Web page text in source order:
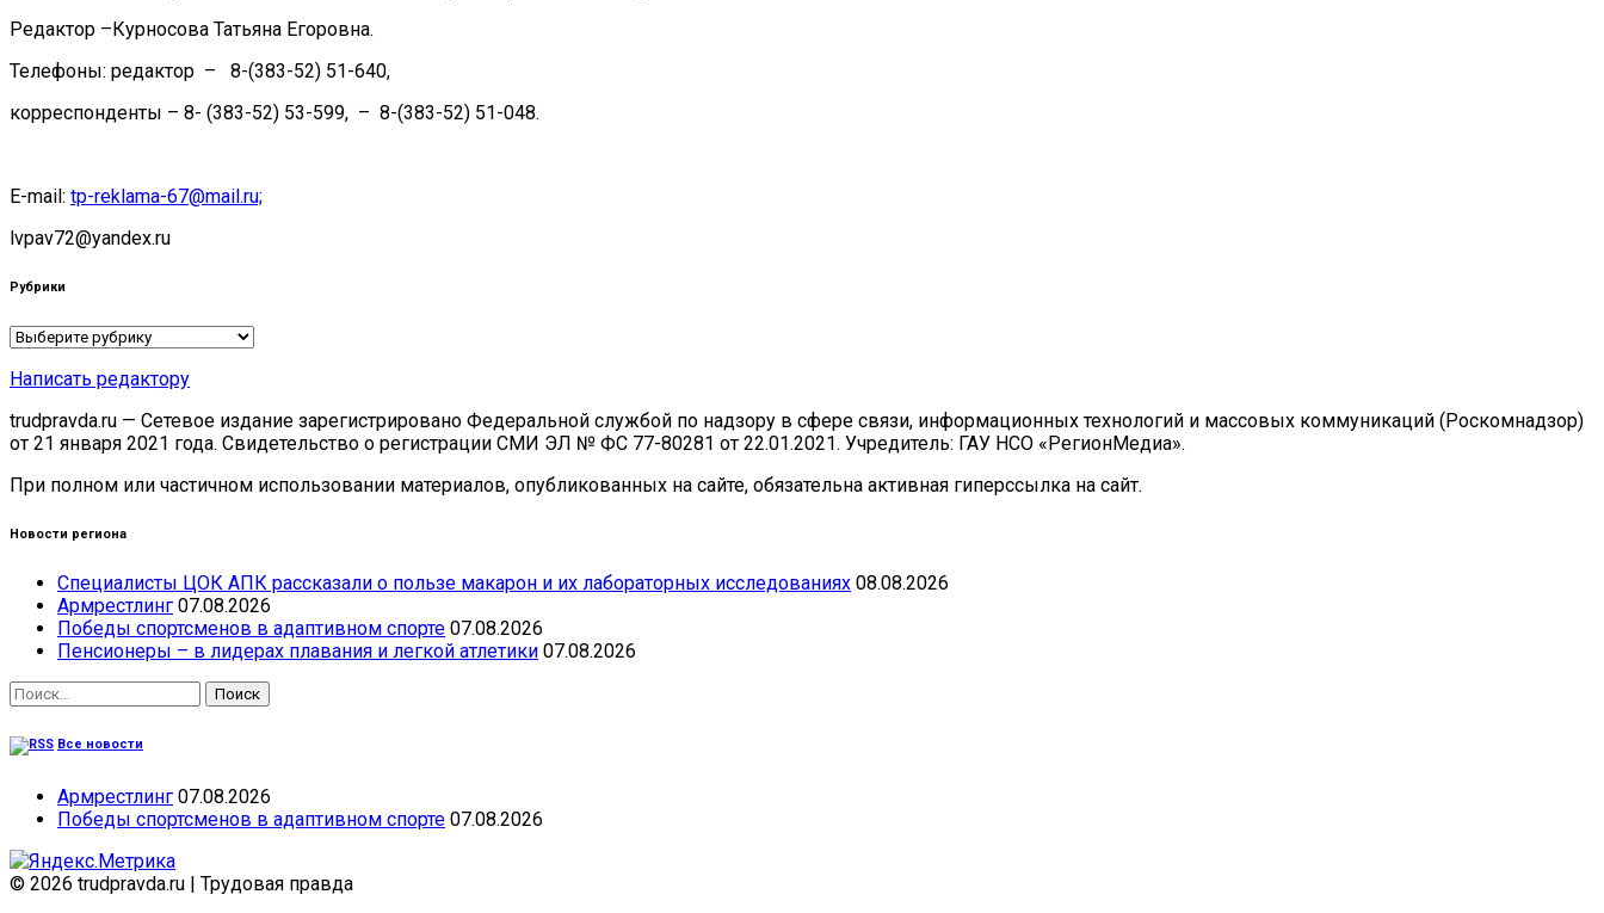
Редактор –Курносова Татьяна Егоровна.
Телефоны: редактор – 8-(383-52) 51-640,
корреспонденты – 8- (383-52) 53-599, – 8-(383-52) 51-048.
E-mail: tp-reklama-67@mail.ru;
lvpav72@yandex.ru
Рубрики
Рубрики
Написать редактору
trudpravda.ru — Сетевое издание зарегистрировано Федеральной службой по надзору в сфере связи, информационных технологий и массовых коммуникаций (Роскомнадзор)
от 21 января 2021 года. Свидетельство о регистрации СМИ ЭЛ № ФС 77-80281 от 22.01.2021. Учредитель: ГАУ НСО «РегионМедиа».
При полном или частичном использовании материалов, опубликованных на сайте, обязательна активная гиперссылка на сайт.
Новости региона
Специалисты ЦОК АПК рассказали о пользе макарон и их лабораторных исследованиях 08.08.2026
Армрестлинг 07.08.2026
Победы спортсменов в адаптивном спорте 07.08.2026
Пенсионеры – в лидерах плавания и легкой атлетики 07.08.2026
Найти:
Все новости
Армрестлинг 07.08.2026
Победы спортсменов в адаптивном спорте 07.08.2026
© 2026 trudpravda.ru | Трудовая правда